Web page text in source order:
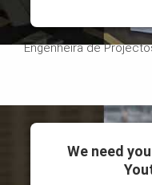
Raquel
Engenheira de
We need